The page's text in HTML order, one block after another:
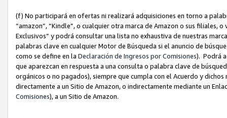
(f) No participará en ofertas ni realizará adquisiciones en torno a
“amazon”, “Kindle”, o cualquier otra marca de Amazon o sus filiales,
Exclusivos” y podrá consultar una lista no exhaustiva de nuestras
palabras clave en cualquier Motor de Búsqueda si el anuncio de
como se define en la Declaración de Ingresos por Comisiones). Podrá
que aparezcan en respuesta a una consulta o palabra clave de
orgánicos o no pagados), siempre que cumpla con el Acuerdo y
directamente a un Sitio de Amazon, o indirectamente mediante un
Comisiones), a un Sitio de Amazon.